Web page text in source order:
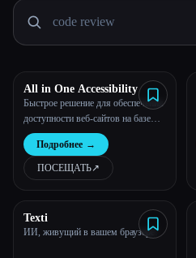
All in One Accessibility
Быстрое решение для обеспечения
доступности веб-сайтов на базе
искусственного интеллекта!
Подробнее →
ПОСЕЩАТЬ↗︎
Texti
ИИ, живущий в вашем браузере!